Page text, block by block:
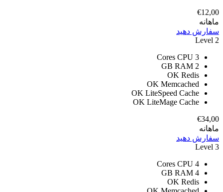
€12,00
ماهانه
سفارش دهید
Level 2
3 Cores
CPU
2 GB
RAM
OK Redis
OK Memcached
OK LiteSpeed Cache
OK LiteMage Cache
€34,00
ماهانه
سفارش دهید
Level 3
4 Cores
CPU
4 GB
RAM
OK Redis